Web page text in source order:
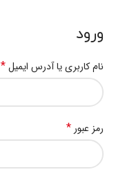
ورود
نام کاربری یا آدرس ایمیل*
رمز عبور *